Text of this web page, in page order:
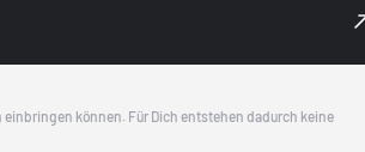
können. Für Dich entstehen dadurch keine